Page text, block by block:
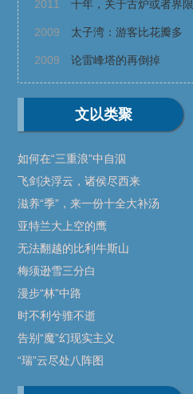
2011 十年，关于古炉或者界限
2009 太子湾：游客比花瓣多
2009 论雷峰塔的再倒掉
文以类聚
如何在“三重浪”中自泅
飞剑决浮云，诸侯尽西来
滋养“季”，来一份十全大补汤
亚特兰大上空的鹰
无法翻越的比利牛斯山
梅须逊雪三分白
漫步“林”中路
时不利兮骓不逝
告别“魔”幻现实主义
“瑞”云尽处八阵图